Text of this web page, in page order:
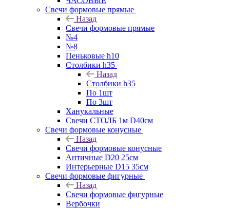
Свечи формовые прямые
Назад
Свечи формовые прямые
№4
№8
Пеньковые h10
Столбики h35
Назад
Столбики h35
По 1шт
По 3шт
Ханукальные
Свечи СТОЛБ 1м D40см
Свечи формовые конусные
Назад
Свечи формовые конусные
Античные D20 25см
Интерьерные D15 35см
Свечи формовые фигурные
Назад
Свечи формовые фигурные
Вербочки